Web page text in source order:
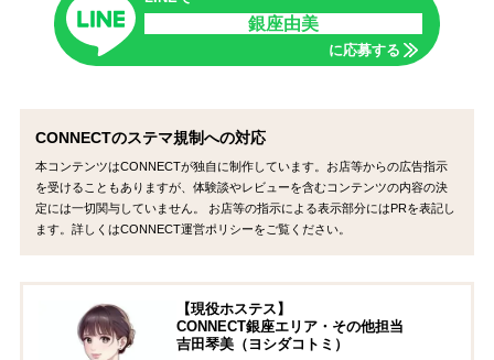
銀座由美
に応募する
CONNECTのステマ規制への対応
本コンテンツはCONNECTが独自に制作しています。お店等からの広告指示
を受けることもありますが、体験談やレビューを含むコンテンツの内容の決
定には一切関与していません。 お店等の指示による表示部分にはPRを表記し
ます。詳しくはCONNECT運営ポリシーをご覧ください。
【現役ホステス】
CONNECT銀座エリア・その他担当
吉田琴美（ヨシダコトミ）